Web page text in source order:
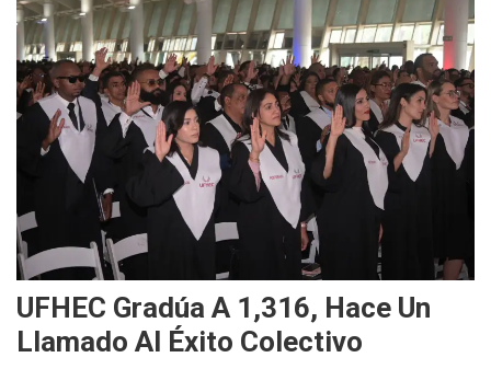
UFHEC Gradúa A 1,316, Hace Un
Llamado Al Éxito Colectivo